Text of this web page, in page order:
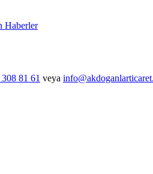
Haberler
81 61 veya